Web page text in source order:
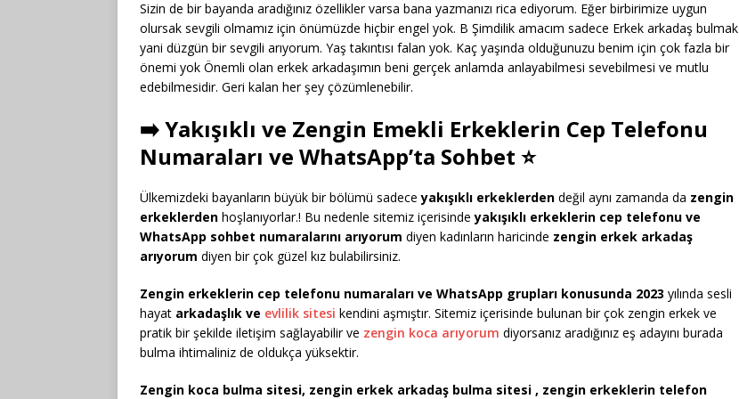
Sizin de bir bayanda aradığınız özellikler varsa bana yazmanızı rica ediyorum. Eğer birbirimize uygun
olursak sevgili olmamız için önümüzde hiçbir engel yok. B Şimdilik amacım sadece Erkek arkadaş bulmak
yani düzgün bir sevgili arıyorum. Yaş takıntısı falan yok. Kaç yaşında olduğunuzu benim için çok fazla bir
önemi yok Önemli olan erkek arkadaşımın beni gerçek anlamda anlayabilmesi sevebilmesi ve mutlu
edebilmesidir. Geri kalan her şey çözümlenebilir.
➡️ Yakışıklı ve Zengin Emekli Erkeklerin Cep Telefonu
Numaraları ve WhatsApp’ta Sohbet ⭐
Ülkemizdeki bayanların büyük bir bölümü sadeceyakışıklı erkeklerden değil aynı zamanda da zengin
erkeklerden hoşlanıyorlar.! Bu nedenle sitemiz içerisindeyakışıklı erkeklerin cep telefonu ve
WhatsApp sohbet numaralarını arıyorum diyen kadınların haricinde zengin erkek arkadaş
arıyorum diyen bir çok güzel kız bulabilirsiniz.
Zengin erkeklerin cep telefonu numaraları ve WhatsApp grupları konusunda 2023 yılında sesli
hayat arkadaşlık ve evlilik sitesi kendini aşmıştır. Sitemiz içerisinde bulunan bir çok zengin erkek ve
pratik bir şekilde iletişim sağlayabilir ve zengin koca arıyorum diyorsanız aradığınız eş adayını burada
bulma ihtimaliniz de oldukça yüksektir.
Zengin koca bulma sitesi, zengin erkek arkadaş bulma sitesi , zengin erkeklerin telefon